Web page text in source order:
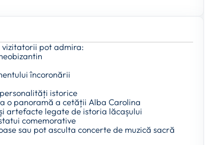
pot admira:
încoronării
istorice
o panoramă a cetății Alba Carolina
artefacte legate de istoria lăcașului
comemorative
sau pot asculta concerte de muzică sacră